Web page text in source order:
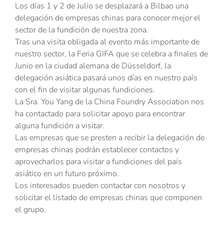
Los días 1 y 2 de Julio se desplazará a Bilbao una
delegación de empresas chinas para conocer mejor el
sector de la fundición de nuestra zona.
Tras una visita obligada al evento más importante de
nuestro sector, la Feria GIFA que se celebra a finales de
Junio en la ciudad alemana de Düsseldorf, la
delegación asiática pasará unos días en nuestro país
con el fin de visitar algunas fundiciones.
La Sra. You Yang de la China Foundry Association nos
ha contactado para solicitar apoyo para encontrar
alguna fundición a visitar.
Las empresas que se presten a recibir la delegación de
empresas chinas podrán establecer contactos y
aprovecharlos para visitar a fundiciones del país
asiático en un futuro próximo.
Los interesados pueden contactar con nosotros y
solicitar el listado de empresas chinas que componen
el grupo.